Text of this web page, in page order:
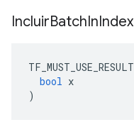
IncluirBatchInIndex
TF_MUST_USE_RESULT
bool x
)